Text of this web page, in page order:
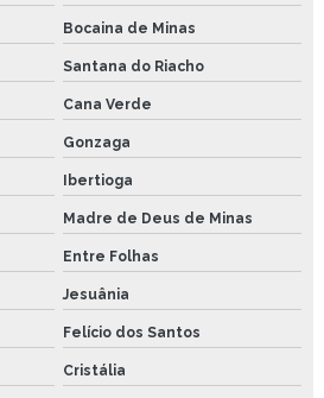
Bocaina de Minas
Santana do Riacho
Cana Verde
Gonzaga
Ibertioga
Madre de Deus de Minas
Entre Folhas
Jesuânia
Felício dos Santos
Cristália